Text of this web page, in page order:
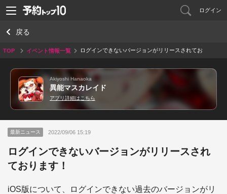
ログイン
戻る
TOP イベント情報一覧
ログインできないバージョンがリリースされてお
Akiyoshi Hanaoka
異能マスカレイド
アプリ詳細はこちら
最新ニュース 2022/09/06 15:19
ログインできないバージョンがリリースされ
ております！
iOS版について、ログインできない過去のバージョンがリ